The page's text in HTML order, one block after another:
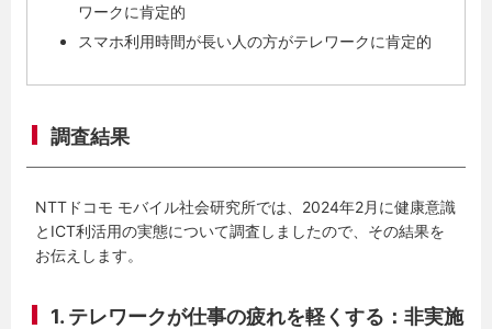
ワークに肯定的
スマホ利用時間が長い人の方がテレワークに肯定的
調査結果
NTTドコモ モバイル社会研究所では、2024年2月に健康意識
とICT利活用の実態について調査しましたので、その結果を
お伝えします。
1. テレワークが仕事の疲れを軽くする：非実施